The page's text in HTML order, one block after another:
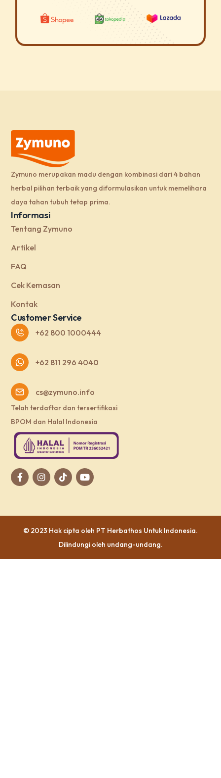
Zymuno merupakan madu dengan kombinasi dari 4 bahan
herbal pilihan terbaik yang diformulasikan untuk memelihara
daya tahan tubuh tetap prima.
Informasi
Tentang Zymuno
Artikel
FAQ
Cek Kemasan
Kontak
Customer Service
+62 800 1000444
+62 811 296 4040
cs@zymuno.info
Telah terdaftar dan tersertifikasi
BPOM dan Halal Indonesia
© 2023 Hak cipta oleh PT Herbathos Untuk Indonesia.
Dilindungi oleh undang-undang.